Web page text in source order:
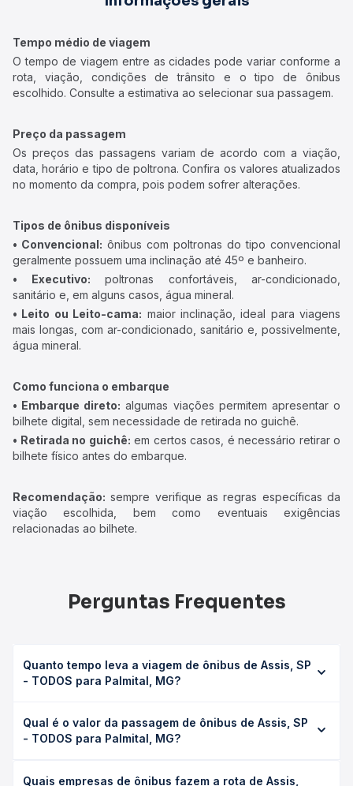
Tempo médio de viagem
O tempo de viagem entre as cidades pode variar conforme a
rota, viação, condições de trânsito e o tipo de ônibus
escolhido. Consulte a estimativa ao selecionar sua passagem.
Preço da passagem
Os preços das passagens variam de acordo com a viação,
data, horário e tipo de poltrona. Confira os valores atualizados
no momento da compra, pois podem sofrer alterações.
Tipos de ônibus disponíveis
• Convencional: ônibus com poltronas do tipo convencional
geralmente possuem uma inclinação até 45º e banheiro.
• Executivo: poltronas confortáveis, ar-condicionado,
sanitário e, em alguns casos, água mineral.
• Leito ou Leito-cama: maior inclinação, ideal para viagens
mais longas, com ar-condicionado, sanitário e, possivelmente,
água mineral.
Como funciona o embarque
• Embarque direto: algumas viações permitem apresentar o
bilhete digital, sem necessidade de retirada no guichê.
• Retirada no guichê: em certos casos, é necessário retirar o
bilhete físico antes do embarque.
Recomendação: sempre verifique as regras específicas da
viação escolhida, bem como eventuais exigências
relacionadas ao bilhete.
Perguntas Frequentes
Quanto tempo leva a viagem de ônibus de Assis, SP
- TODOS para Palmital, MG?
MG leva em média 0 horas, podendo variar conforme a
viação, o tipo de serviço (convencional, executivo ou
Qual é o valor da passagem de ônibus de Assis, SP
- TODOS para Palmital, MG?
para Palmital, MG custa em média não identificado e varia
Quais empresas de ônibus fazem a rota de Assis,